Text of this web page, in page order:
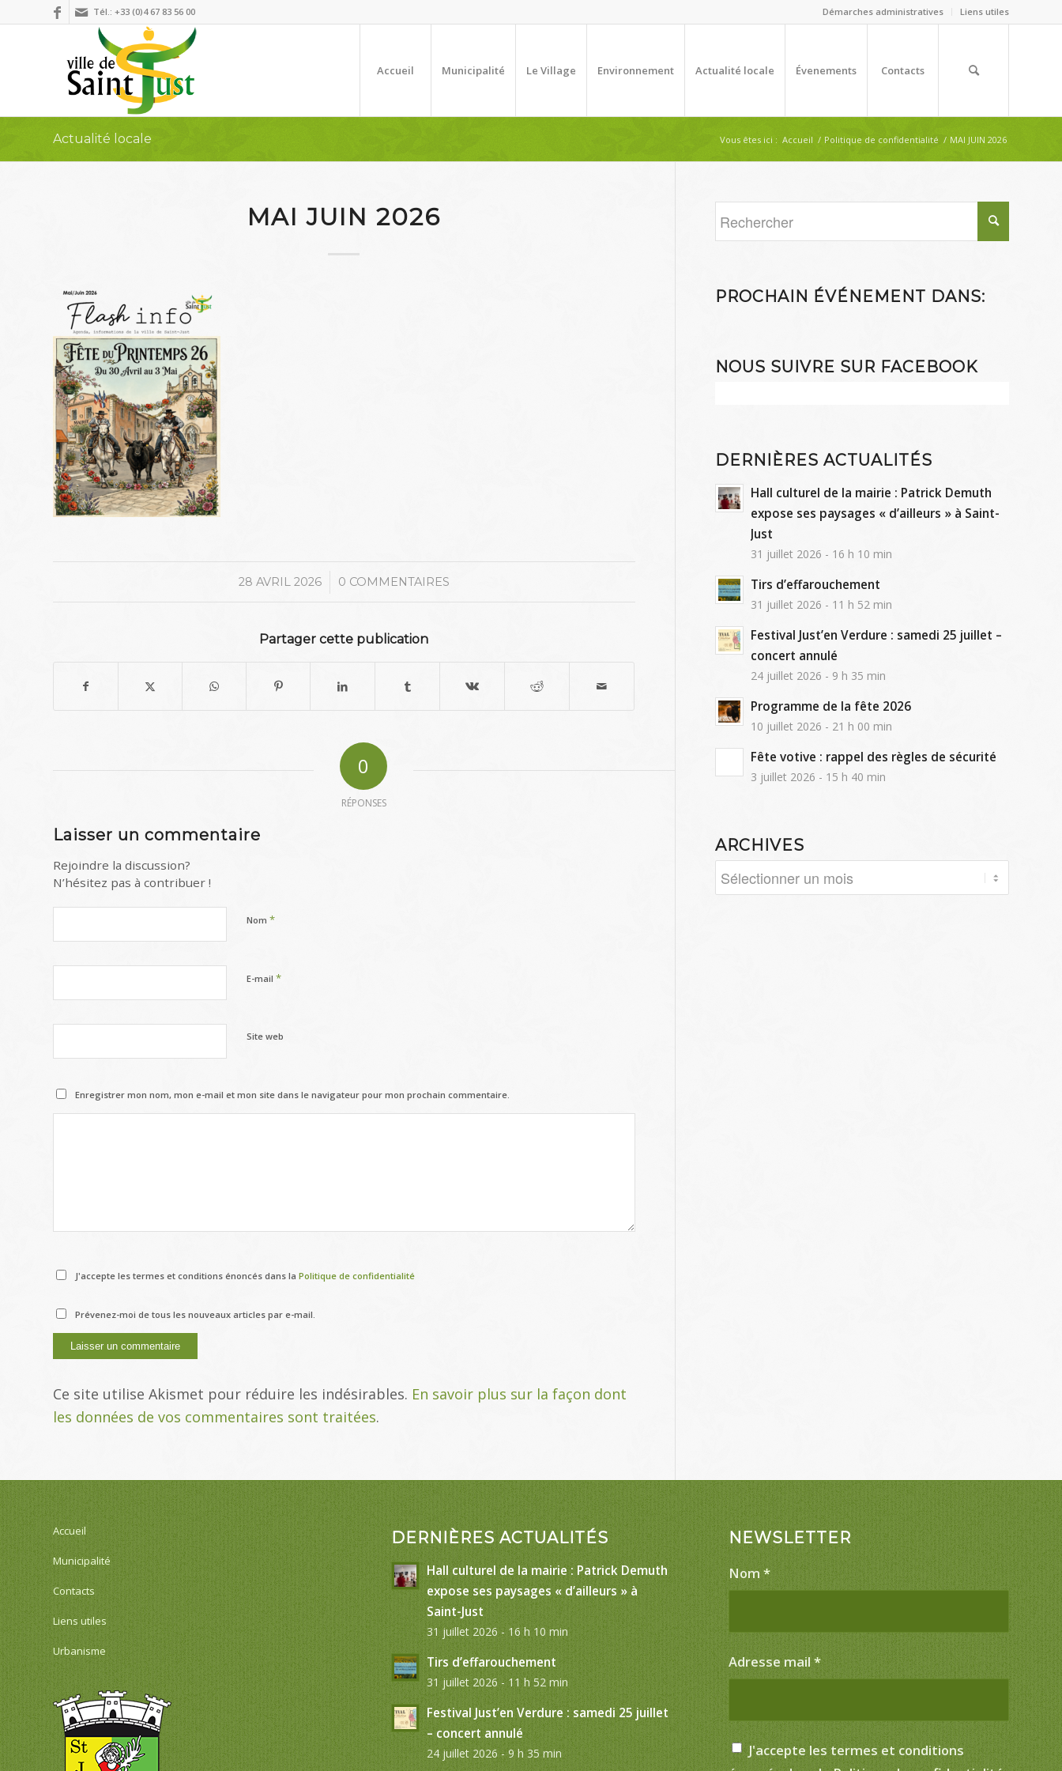
Démarches administratives Liens utiles
Tél.: +33 (0)4 67 83 56 00
Accueil Municipalité Le Village Environnement Actualité locale Évenements Contacts
Actualité locale Vous êtes ici : Accueil / Politique de confidentialité / MAI JUIN 2026
MAI JUIN 2026
28 AVRIL 2026
/ 0 COMMENTAIRES
Partager cette publication
0
RÉPONSES
Laisser un commentaire
Rejoindre la discussion?
N’hésitez pas à contribuer !
Nom *
E-mail *
Site web
Enregistrer mon nom, mon e-mail et mon site dans le navigateur pour mon prochain commentaire.
J'accepte les termes et conditions énoncés dans la Politique de confidentialité
Prévenez-moi de tous les nouveaux articles par e-mail.
Ce site utilise Akismet pour réduire les indésirables. En savoir plus sur la façon dont
les données de vos commentaires sont traitées.
PROCHAIN ÉVÉNEMENT DANS:
NOUS SUIVRE SUR FACEBOOK
DERNIÈRES ACTUALITÉS
Hall culturel de la mairie : Patrick Demuth
expose ses paysages « d’ailleurs » à Saint-
Just
31 juillet 2026 - 16 h 10 min
Tirs d’effarouchement
31 juillet 2026 - 11 h 52 min
Festival Just’en Verdure : samedi 25 juillet –
concert annulé
24 juillet 2026 - 9 h 35 min
Programme de la fête 2026
10 juillet 2026 - 21 h 00 min
Fête votive : rappel des règles de sécurité
3 juillet 2026 - 15 h 40 min
ARCHIVES
Accueil
Municipalité
Contacts
Liens utiles
Urbanisme
DERNIÈRES ACTUALITÉS
Hall culturel de la mairie : Patrick Demuth
expose ses paysages « d’ailleurs » à
Saint-Just
31 juillet 2026 - 16 h 10 min
Tirs d’effarouchement
31 juillet 2026 - 11 h 52 min
Festival Just’en Verdure : samedi 25 juillet
– concert annulé
24 juillet 2026 - 9 h 35 min
NEWSLETTER
Nom*
Adresse mail*
J'accepte les termes et conditions